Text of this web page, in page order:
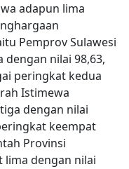
adapun lima
Pemprov Sulawesi
nilai 98,63,
peringkat kedua
Istimewa
dengan nilai
keempat
Provinsi
lima dengan nilai